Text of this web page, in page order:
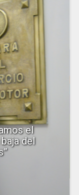
el
del